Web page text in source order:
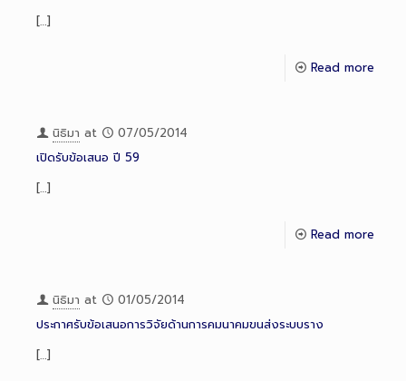
[…]
Read more
นิธิมา at
07/05/2014
เปิดรับข้อเสนอ ปี 59
[…]
Read more
นิธิมา at
01/05/2014
ประกาศรับข้อเสนอการวิจัยด้านการคมนาคมขนส่งระบบราง
[…]